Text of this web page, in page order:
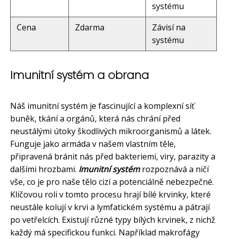
systému
Cena
Zdarma
Závisí na
systému
Imunitní systém a obrana
Náš imunitní systém je fascinující a komplexní síť
buněk, tkání a orgánů, která nás chrání před
neustálými útoky škodlivých mikroorganismů a látek.
Funguje jako armáda v našem vlastním těle,
připravená bránit nás před bakteriemi, viry, parazity a
dalšími hrozbami. Imunitní systémrozpoznává a ničí
vše, co je pro naše tělo cizí a potenciálně nebezpečné.
Klíčovou roli v tomto procesu hrají bílé krvinky, které
neustále kolují v krvi a lymfatickém systému a pátrají
po vetřelcích. Existují různé typy bílých krvinek, z nichž
každý má specifickou funkci. Například makrofágy